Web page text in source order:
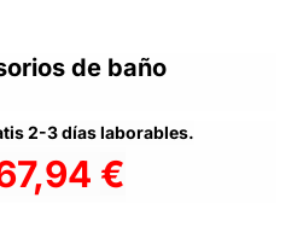
de baño
2-3 días laborables.
€